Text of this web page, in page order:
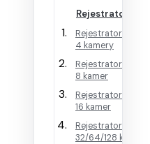
Rejestratory IP
Rejestratory IP na
4 kamery
Rejestratory IP na
8 kamer
Rejestratory IP na
16 kamer
Rejestratory IP na
32/64/128 kamer